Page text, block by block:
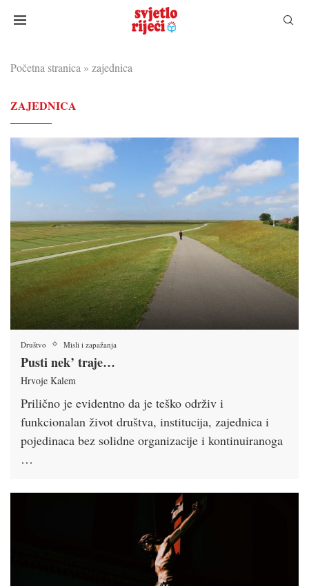
Početna stranica » zajednica
ZAJEDNICA
Društvo Misli i zapažanja
Pusti nek’ traje…
Hrvoje Kalem
Prilično je evidentno da je teško održiv i
funkcionalan život društva, institucija, zajednica i
pojedinaca bez solidne organizacije i kontinuiranoga
…